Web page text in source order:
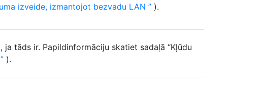
izveide, izmantojot bezvadu LAN ).
ja tāds ir. Papildinformāciju skatiet sadaļā “Kļūdu
).